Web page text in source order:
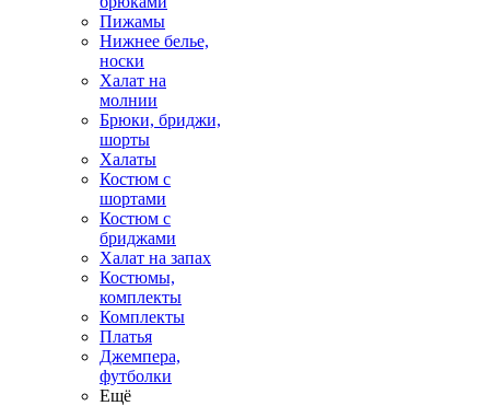
Пижамы
Нижнее белье,
носки
Халат на
молнии
Брюки, бриджи,
шорты
Халаты
Костюм с
шортами
Костюм с
бриджами
Халат на запах
Костюмы,
комплекты
Комплекты
Платья
Джемпера,
футболки
Ещё